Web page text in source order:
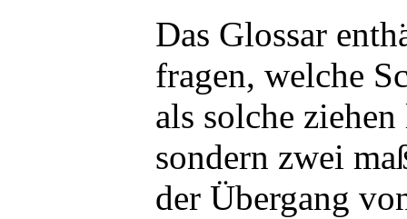
Das Glossar
fragen, welche
als solche
sondern zwei
der Übergang